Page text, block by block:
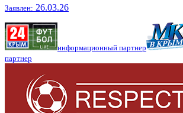
Заявлен: 26.03.26
информационный партнер
партнер